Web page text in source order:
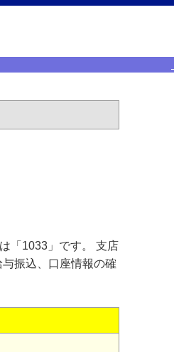
「1033」です。 支店
振込、口座情報の確